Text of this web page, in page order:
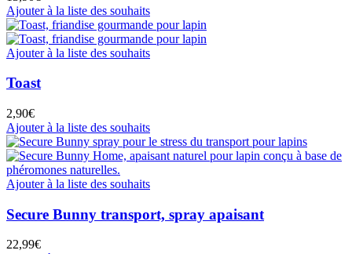
Ajouter à la liste des souhaits
Ajouter à la liste des souhaits
Toast
2,90€
Ajouter à la liste des souhaits
Ajouter à la liste des souhaits
Secure Bunny transport, spray apaisant
22,99€